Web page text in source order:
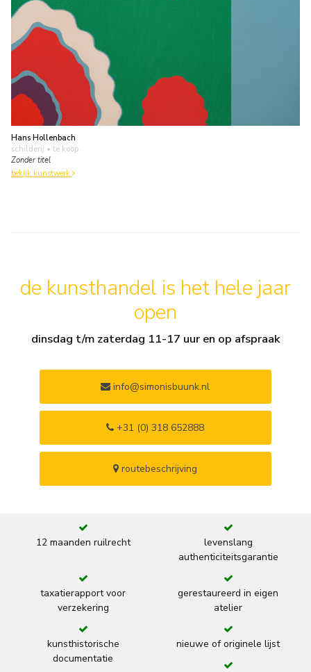
Hans Hollenbach
schilderij • te koop
Zonder titel
bekijk kunstwerk
de kunsthandel is het hele jaar
open
dinsdag t/m zaterdag 11-17 uur en op afspraak
info@simonisbuunk.nl
+31 (0) 318 652888
routebeschrijving
12 maanden ruilrecht
levenslang
authenticiteitsgarantie
taxatierapport voor
verzekering
gerestaureerd in eigen
atelier
kunsthistorische
documentatie
nieuwe of originele lijst